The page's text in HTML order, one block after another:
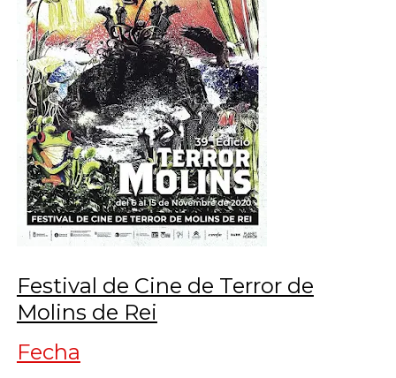
Festival de Cine de Terror de
Molins de Rei
Fecha